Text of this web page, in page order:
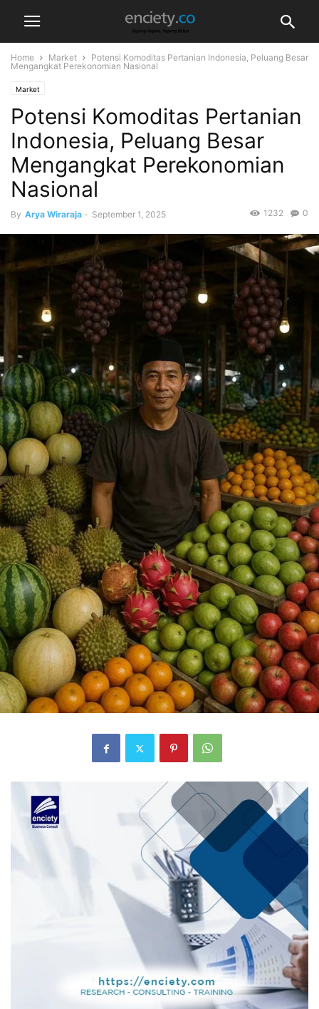
Home Market
Potensi Komoditas Pertanian Indonesia, Peluang Besar
Mengangkat Perekonomian Nasional
Market
Potensi Komoditas Pertanian
Indonesia, Peluang Besar
Mengangkat Perekonomian
Nasional
By Arya Wiraraja - September 1, 2025 0
1232